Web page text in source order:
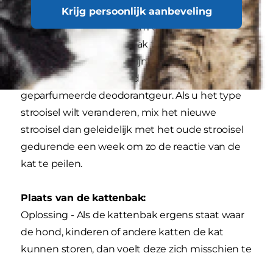
Krijg persoonlijk aanbeveling
kat zwaarder wordt zijn er enkelen die het niet
meer zo prettig vinden om over dit
ongemakkelijke oppervlak te lopen. Katten
geven de voorkeur aan fijn, korrelig strooisel met
de consistentie van zand zonder
geparfumeerde deodorantgeur. Als u het type
strooisel wilt veranderen, mix het nieuwe
strooisel dan geleidelijk met het oude strooisel
gedurende een week om zo de reactie van de
kat te peilen.
Plaats van de kattenbak:
Oplossing - Als de kattenbak ergens staat waar
de hond, kinderen of andere katten de kat
kunnen storen, dan voelt deze zich misschien te